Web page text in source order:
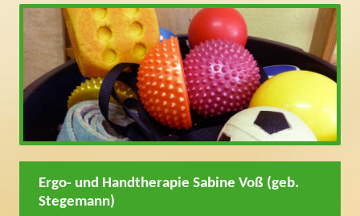
Ergo- und Handtherapie Sabine Voß (geb.
Stegemann)